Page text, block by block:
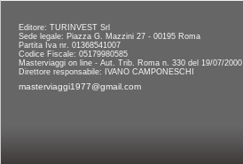
Editore: TURINVEST Srl
Sede legale: Piazza G. Mazzini 27 - 00195 Roma
Partita Iva nr. 01368541007
Codice Fiscale: 05179980585
Masterviaggi on line - Aut. Trib. Roma n. 330 del 19/07/2000
Direttore responsabile: IVANO CAMPONESCHI
masterviaggi1977@gmail.com